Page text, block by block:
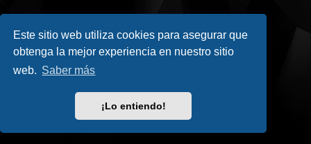
Este sitio web utiliza cookies para asegurar que
obtenga la mejor experiencia en nuestro sitio
web. Saber más
¡Lo entiendo!